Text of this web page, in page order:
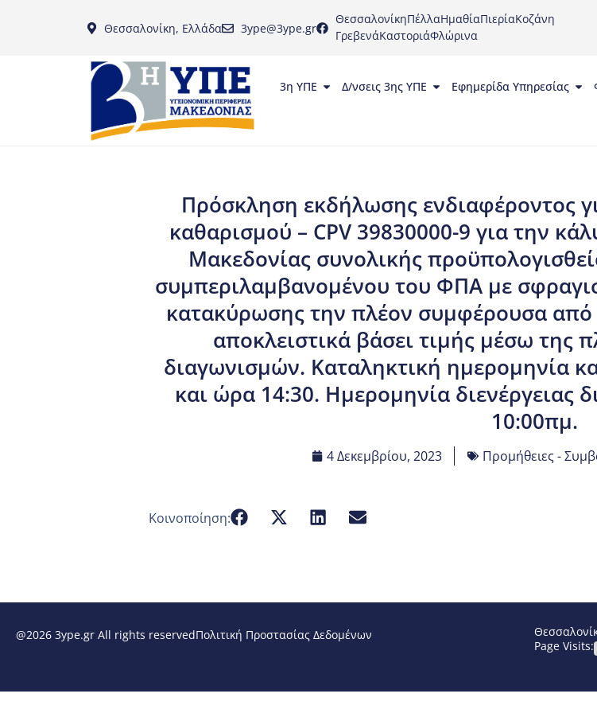
Θεσσαλονίκη, Ελλάδα 3ype@3ype.gr
ΘεσσαλονίκηΠέλλαΗμαθίαΠιερίαΚοζάνη
ΓρεβενάΚαστοριάΦλώρινα
3η ΥΠΕ Δ/νσεις 3ης ΥΠΕ Εφημερίδα Υπηρεσίας
Πρόσκληση εκδήλωσης ενδιαφέροντος
καθαρισμού – CPV 39830000-9 για την
Μακεδονίας συνολικής
συμπεριλαμβανομένου του ΦΠΑ με
κατακύρωσης την πλέον συμφέρουσα
αποκλειστικά βάσει τιμής μέσω της
διαγωνισμών. Καταληκτική ημερομηνία
και ώρα 14:30. Ημερομηνία διενέργειας
10:00πμ.
4 Δεκεμβρίου, 2023 Προμήθειες -
Κοινοποίηση:
@2026 3ype.gr All rights reservedΠολιτική Προστασίας Δεδομένων
Page Visits: